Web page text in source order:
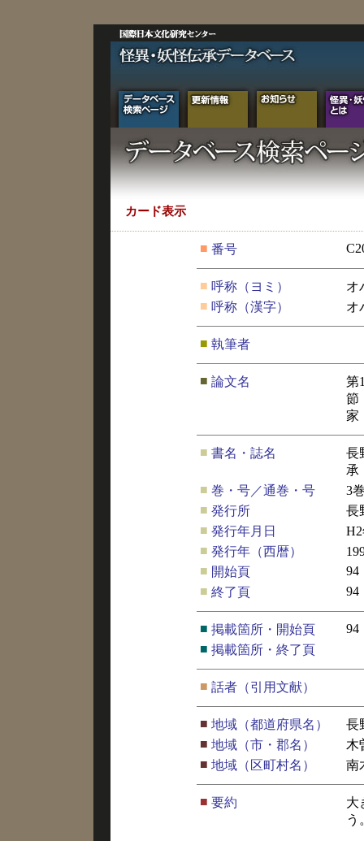
カード表示
■ 番号
■ 呼称（ヨミ）
オ
■ 呼称（漢字） オ
■ 執筆者
■ 論文名
第
家
■ 書名・誌名
長
承
■ 巻・号／通巻・号
3
■ 発行所
長
■ 発行年月日
■ 発行年（西暦）
■ 開始頁
94
■ 終了頁 94
■ 掲載箇所・開始頁
94
■ 掲載箇所・終了頁
■ 話者（引用文献）
■ 地域（都道府県名）
長
■ 地域（市・郡名）
木
■ 地域（区町村名） 南
■ 要約
大
う